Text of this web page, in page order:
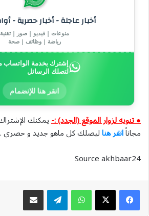
أخبار عاجلة - أخبار حصرية -
منوعات | فيديو | صور | تقنية
رياضة | وظائف | صحة
إشترك بخدمة الواتساب
لتصلك الرسائل
انقر هنا للإنضمام
● تنويه لزوار الموقع (الجدد) :-يمكنك
مجاناًانقر هناليصلك كل ماهو جديد و حصري .
Source akhbaar24
واتسابتيلقرام مشاركة عبر البريد